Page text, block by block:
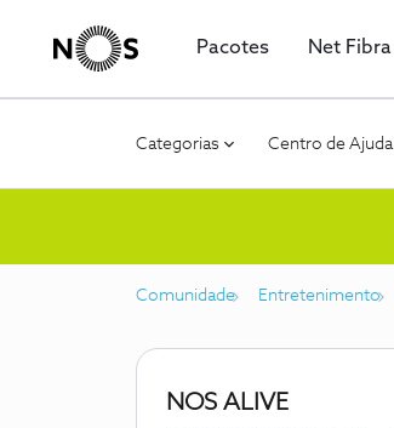
Pacotes Net Fibra
Categorias Centro de Ajuda
Comunidade Entretenimento
NOS ALIVE